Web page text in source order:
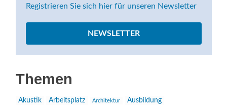
Registrieren Sie sich hier für unseren Newsletter
NEWSLETTER
Themen
Akustik Arbeitsplatz Architektur Ausbildung